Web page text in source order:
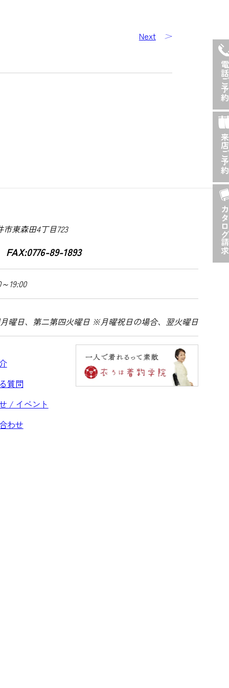
Next
電話
来店
カタ
市東森田4丁目723
89-1893
19:00
曜日、第二第四火曜日 ※月曜祝日の場合、翌火曜日
質問
/ イベント
わせ